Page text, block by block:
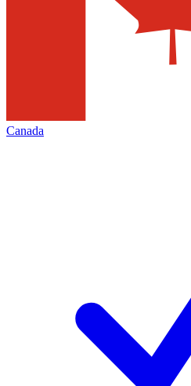
Canada